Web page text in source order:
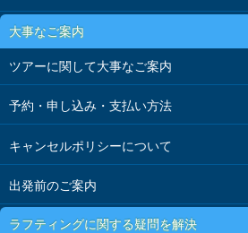
大事なご案内
ツアーに関して大事なご案内
予約・申し込み・支払い方法
キャンセルポリシーについて
出発前のご案内
ラフティングに関する疑問を解決